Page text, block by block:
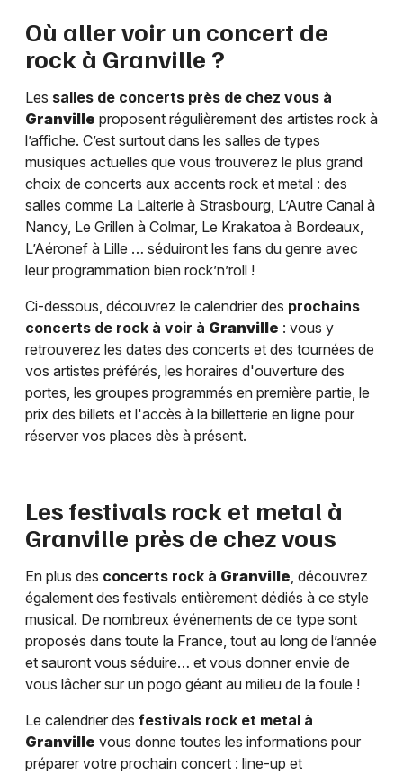
Où aller voir un concert de
rock à Granville ?
Les salles de concerts près de chez vous à
Granville proposent régulièrement des artistes rock à
l’affiche. C’est surtout dans les salles de types
musiques actuelles que vous trouverez le plus grand
choix de concerts aux accents rock et metal : des
salles comme La Laiterie à Strasbourg, L’Autre Canal à
Nancy, Le Grillen à Colmar, Le Krakatoa à Bordeaux,
L’Aéronef à Lille … séduiront les fans du genre avec
leur programmation bien rock’n’roll !
Ci-dessous, découvrez le calendrier des prochains
concerts de rock à voir à Granville : vous y
retrouverez les dates des concerts et des tournées de
vos artistes préférés, les horaires d'ouverture des
portes, les groupes programmés en première partie, le
prix des billets et l'accès à la billetterie en ligne pour
réserver vos places dès à présent.
Les festivals rock et metal à
Granville près de chez vous
En plus des concerts rock à Granville, découvrez
également des festivals entièrement dédiés à ce style
musical. De nombreux événements de ce type sont
proposés dans toute la France, tout au long de l’année
et sauront vous séduire… et vous donner envie de
vous lâcher sur un pogo géant au milieu de la foule !
Le calendrier des festivals rock et metal à
Granville vous donne toutes les informations pour
préparer votre prochain concert : line-up et